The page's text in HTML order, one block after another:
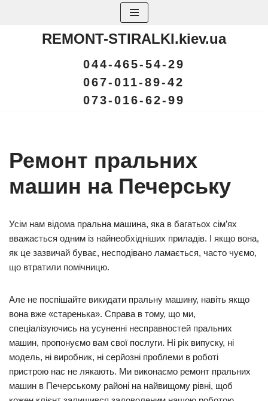
ПерейтиREMONT-STIRALKI.kiev.ua
044-465-54-29
067-011-89-42
073-016-62-99
Ремонт пральних
машин на Печерську
Усім нам відома пральна машина, яка в багатьох сім’ях
вважається одним із найнеобхідніших приладів. І якщо вона,
як це зазвичай буває, несподівано ламається, часто чуємо,
що втратили помічницю.
Але не поспішайте викидати пральну машину, навіть якщо
вона вже «старенька». Справа в тому, що ми,
спеціалізуючись на усуненні несправностей пральних
машин, пропонуємо вам свої послуги. Ні рік випуску, ні
модель, ні виробник, ні серйозні проблеми в роботі
пристрою нас не лякають. Ми виконаємо ремонт пральних
машин в Печерському районі на найвищому рівні, щоб